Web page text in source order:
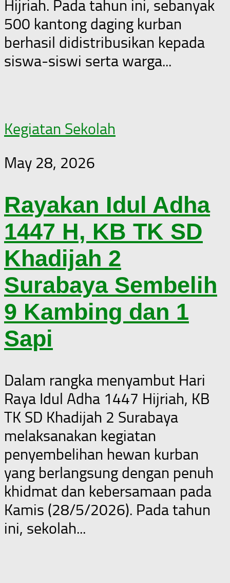
Hijriah. Pada tahun ini, sebanyak
500 kantong daging kurban
berhasil didistribusikan kepada
siswa-siswi serta warga...
Kegiatan Sekolah
May 28, 2026
Rayakan Idul Adha
1447 H, KB TK SD
Khadijah 2
Surabaya Sembelih
9 Kambing dan 1
Sapi
Dalam rangka menyambut Hari
Raya Idul Adha 1447 Hijriah, KB
TK SD Khadijah 2 Surabaya
melaksanakan kegiatan
penyembelihan hewan kurban
yang berlangsung dengan penuh
khidmat dan kebersamaan pada
Kamis (28/5/2026). Pada tahun
ini, sekolah...